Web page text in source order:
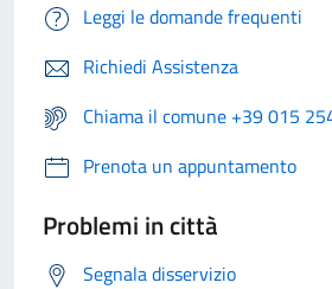
Leggi le domande frequenti
Richiedi Assistenza
Chiama il comune +39 015
Prenota un appuntamento
Problemi in città
Segnala disservizio